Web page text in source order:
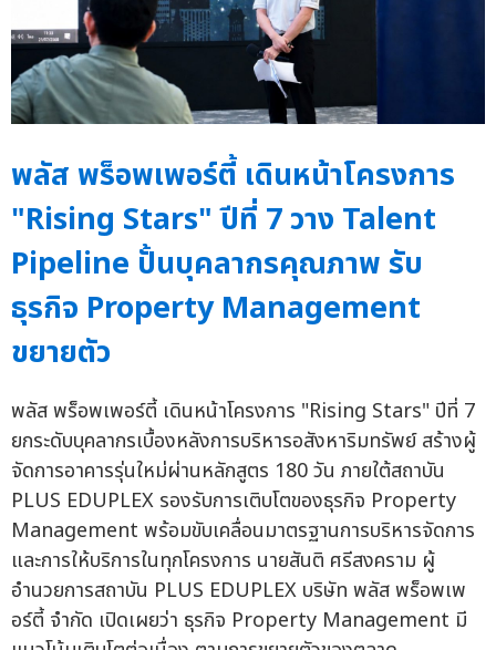
พลัส พร็อพเพอร์ตี้ เดินหน้าโครงการ
"Rising Stars" ปีที่ 7 วาง Talent
Pipeline ปั้นบุคลากรคุณภาพ รับ
ธุรกิจ Property Management
ขยายตัว
พลัส พร็อพเพอร์ตี้ เดินหน้าโครงการ "Rising Stars" ปีที่ 7
ยกระดับบุคลากรเบื้องหลังการบริหารอสังหาริมทรัพย์ สร้างผู้
จัดการอาคารรุ่นใหม่ผ่านหลักสูตร 180 วัน ภายใต้สถาบัน
PLUS EDUPLEX รองรับการเติบโตของธุรกิจ Property
Management พร้อมขับเคลื่อนมาตรฐานการบริหารจัดการ
และการให้บริการในทุกโครงการ นายสันติ ศรีสงคราม ผู้
อำนวยการสถาบัน PLUS EDUPLEX บริษัท พลัส พร็อพเพ
อร์ตี้ จำกัด เปิดเผยว่า ธุรกิจ Property Management มี